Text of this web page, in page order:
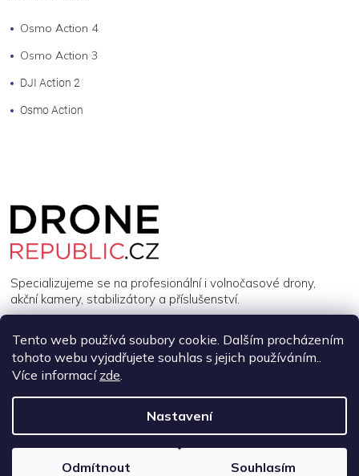
Tento web používá soubory cookie. Dalším procházením
tohoto webu vyjadřujete souhlas s jejich používáním..
Více informací zde.
Nastavení
Odmítnout Souhlasím
Osmo Action 4
Osmo Action 3
DJI Action 2
Osmo Action
Specializujeme se na profesionální i volnočasové drony,
akční kamery, stabilizátory a příslušenství.
INFORMACE
Copyright 2026DroneRepublic.cz. Všechna práva vyhrazena.
Upravit nastavení cookies